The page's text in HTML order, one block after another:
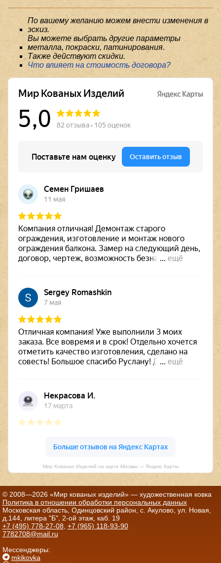
По вашему желанию можем внести изменения в
эскиз.
Вы можете выбрать другие параметры
металла, покраски, патинирования.
Также действуют скидки.
Что влияет на стоимость договора?
Мир Кованых Изделий на карте Москвы — Яндекс Карты
© 2008—2026 «Мир кованых изделий» — художественная ковка
Политика в отношении обработки персональных данных
Московская область, Одинцовский район, с. Акулово, ул. Новая,
д.144, литера "Б", 2-ой этаж, каб. 19
+7 (495) 778-27-08, +7 (965) 118-93-90
7782708@mail.ru
Мессенджеры:
mkikovka